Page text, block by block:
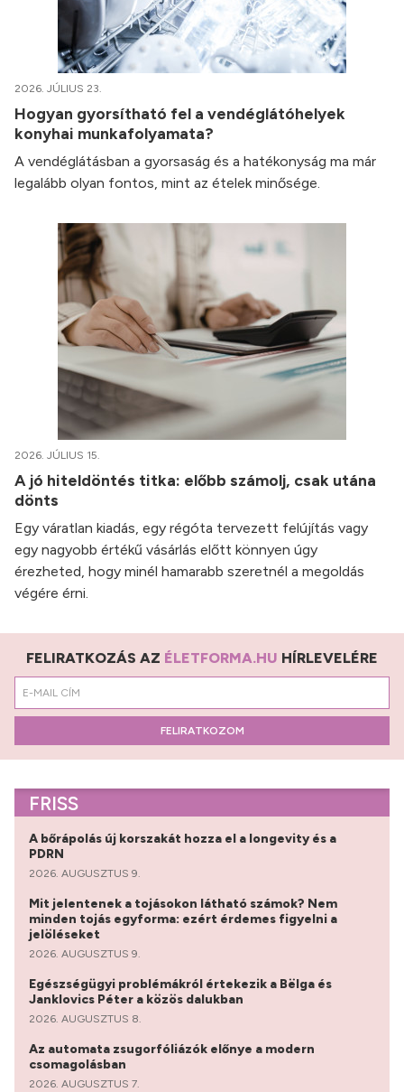
2026. JÚLIUS 23.
Hogyan gyorsítható fel a vendéglátóhelyek
konyhai munkafolyamata?
A vendéglátásban a gyorsaság és a hatékonyság ma már
legalább olyan fontos, mint az ételek minősége.
2026. JÚLIUS 15.
A jó hiteldöntés titka: előbb számolj, csak utána
dönts
Egy váratlan kiadás, egy régóta tervezett felújítás vagy
egy nagyobb értékű vásárlás előtt könnyen úgy
érezheted, hogy minél hamarabb szeretnél a megoldás
végére érni.
FELIRATKOZÁS AZ ÉLETFORMA.HU HÍRLEVELÉRE
FELIRATKOZOM
FRISS
A bőrápolás új korszakát hozza el a longevity és a
PDRN
2026. AUGUSZTUS 9.
Mit jelentenek a tojásokon látható számok? Nem
minden tojás egyforma: ezért érdemes figyelni a
jelöléseket
2026. AUGUSZTUS 9.
Egészségügyi problémákról értekezik a Bëlga és
Janklovics Péter a közös dalukban
2026. AUGUSZTUS 8.
Az automata zsugorfóliázók előnye a modern
csomagolásban
2026. AUGUSZTUS 7.